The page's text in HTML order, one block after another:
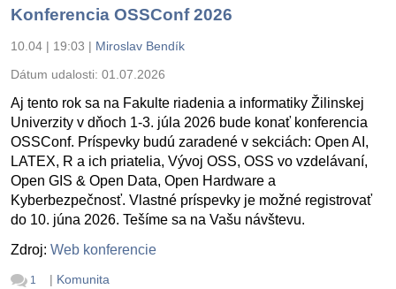
Konferencia OSSConf 2026
10.04 | 19:03 | Miroslav Bendík
Dátum udalosti: 01.07.2026
Aj tento rok sa na Fakulte riadenia a informatiky Žilinskej
Univerzity v dňoch 1-3. júla 2026 bude konať konferencia
OSSConf. Príspevky budú zaradené v sekciách: Open AI,
LATEX, R a ich priatelia, Vývoj OSS, OSS vo vzdelávaní,
Open GIS & Open Data, Open Hardware a
Kyberbezpečnosť. Vlastné príspevky je možné registrovať
do 10. júna 2026. Tešíme sa na Vašu návštevu.
Zdroj: Web konferencie
1 | Komunita